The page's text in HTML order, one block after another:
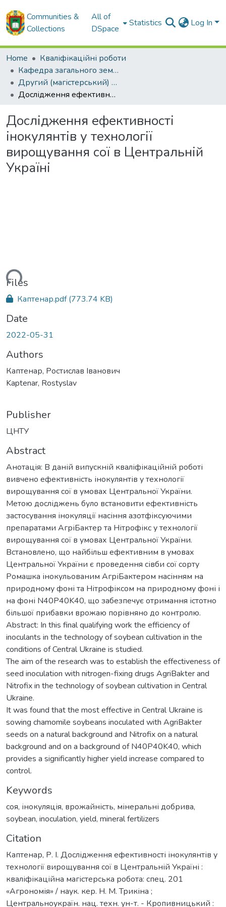
Communities &
Collections
All of
DSpace
Statistics Log In
Home
Кваліфікаційні роботи
Кафедра загального землеробства
Другий (магістерський) рівень
Дослідження ефективності інокулянтів у технології вирощування сої в Центральній Україні
Дослідження ефективності
інокулянтів у технології
вирощування сої в Центральній
Україні
Files
Каптенар.pdf(773.74 KB)
Date
2022-05-31
Authors
Каптенар, Ростислав Іванович
Kaptenar, Rostyslav
Publisher
ЦНТУ
Abstract
Анотація: В даній випускній кваліфікаційній роботі
вивчено ефективність інокулянтів у технології
вирощування сої в умовах Центральної України.
Метою досліджень було встановити ефективність
застосування інокуляції насіння азотфіксуючими
препаратами АгріБактер та Нітрофікс у технології
вирощування сої в умовах Центральної України.
Встановлено, що найбільш ефективним в умовах
Центральної України є проведення сівби сої сорту
Ромашка інокульованим АгріБактером насінням на
природному фоні та Нітрофіксом на природному фоні і
на фоні N40P40K40, що забезпечує отримання істотно
більшої прибавки врожаю порівняно до контролю.
Abstract: In this final qualifying work the efficiency of
inoculants in the technology of soybean cultivation in the
conditions of Central Ukraine is studied.
The aim of the research was to establish the effectiveness of
seed inoculation with nitrogen-fixing drugs AgriBakter and
Nitrofix in the technology of soybean cultivation in Central
Ukraine.
It was found that the most effective in Central Ukraine is
sowing chamomile soybeans inoculated with AgriBakter
seeds on a natural background and Nitrofix on a natural
background and on a background of N40P40K40, which
provides a significantly higher yield increase compared to
control.
Keywords
соя, інокуляція, врожайність, мінеральні добрива,
soybean, inoculation, yield, mineral fertilizers
Citation
Каптенар, Р. І. Дослідження ефективності інокулянтів у
технології вирощування сої в Центральній Україні :
кваліфікаційна магістерська робота: спец. 201
«Агрономія» / наук. кер. Н. М. Трикіна ;
Центральноукраїн. нац. техн. ун-т. - Кропивницький :